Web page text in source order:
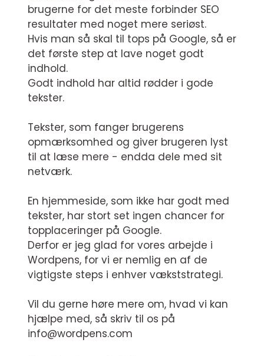
brugerne for det meste forbinder SEO
resultater med noget mere seriøst.
Hvis man så skal til tops på Google, så er
det første step at lave noget godt
indhold.
Godt indhold har altid rødder i gode
tekster.
Tekster, som fanger brugerens
opmærksomhed og giver brugeren lyst
til at læse mere - endda dele med sit
netværk.
En hjemmeside, som ikke har godt med
tekster, har stort set ingen chancer for
topplaceringer på Google.
Derfor er jeg glad for vores arbejde i
Wordpens, for vi er nemlig en af de
vigtigste steps i enhver vækststrategi.
Vil du gerne høre mere om, hvad vi kan
hjælpe med, så skriv til os på
info@wordpens.com